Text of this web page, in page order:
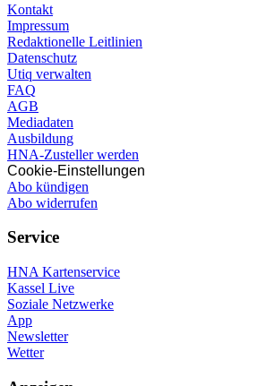
Kontakt
Impressum
Redaktionelle Leitlinien
Datenschutz
Utiq verwalten
FAQ
AGB
Mediadaten
Ausbildung
HNA-Zusteller werden
Cookie-Einstellungen
Abo kündigen
Abo widerrufen
Service
HNA Kartenservice
Kassel Live
Soziale Netzwerke
App
Newsletter
Wetter